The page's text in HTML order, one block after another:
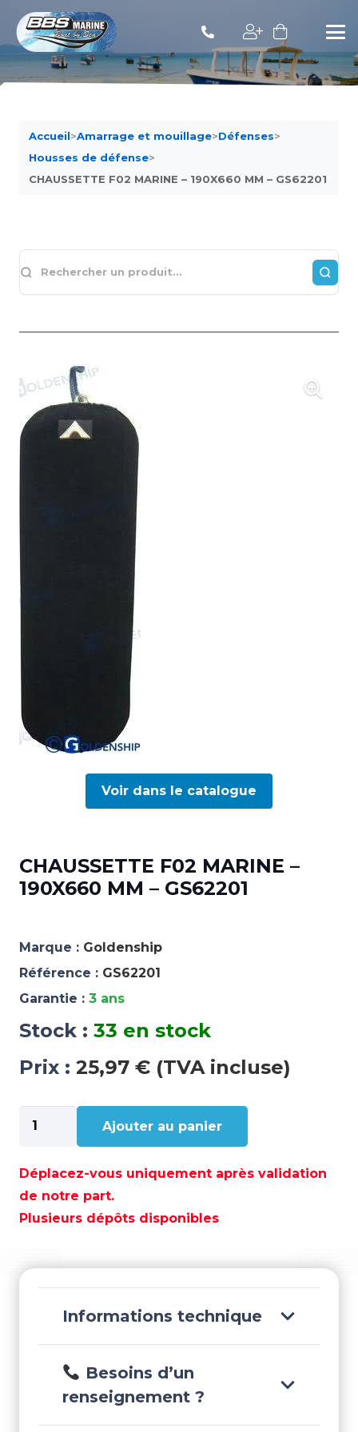
Accueil>Amarrage et mouillage>Défenses>
Housses de défense>
CHAUSSETTE F02 MARINE – 190X660 MM – GS62201
Voir dans le catalogue
CHAUSSETTE F02 MARINE –
190X660 MM – GS62201
Marque : Goldenship
Référence : GS62201
Garantie : 3 ans
Stock : 33 en stock
Prix : 25,97 € (TVA incluse)
quantité
de
F02
MARINE
-
GS62201
Ajouter au panier
Déplacez-vous uniquement après validation
de notre part.
Plusieurs dépôts disponibles
Informations technique
Besoins d’un
renseignement ?